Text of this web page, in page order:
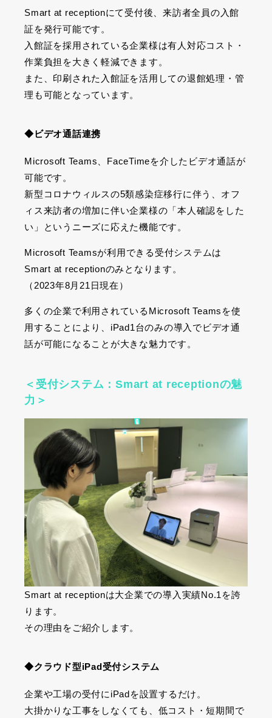
Smart at receptionにて受付後、来訪者全員の入館
証を発行可能です。
入館証を採用されている企業様は有人対応コスト・
作業負担を大きく軽減できます。
また、印刷された入館証を活用しての退館処理・管
理も可能となっています。
◆ビデオ通話連携
Microsoft Teams、FaceTimeを介したビデオ通話が
可能です。
新型コロナウィルスの5類感染症移行に伴う、オフ
ィス来訪者の増加に伴い企業様の「本人確認をした
い」というニーズに応えた機能です。
Microsoft Teamsが利用できる受付システムは
Smart at receptionのみとなります。
（2023年8月21日現在）
多くの企業で利用されているMicrosoft Teamsを使
用することにより、iPad1台のみの導入でビデオ通
話が可能になることが大きな魅力です。
＜ 受付システム： Smart at receptionの魅
力＞
Smart at receptionは大企業での導入実績No.1を誇
ります。
その理由をご紹介します。
◆クラウド型iPad受付システム
企業や工場の受付に iPadを設置するだけ。
大掛かりな工事をしなくても、低コスト・短期間で